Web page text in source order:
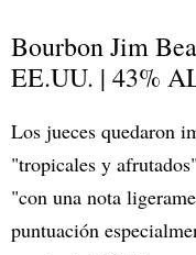
Bourbon Jim
EE.UU. | 43%
Los jueces quedaron
"tropicales y
"con una nota
puntuación